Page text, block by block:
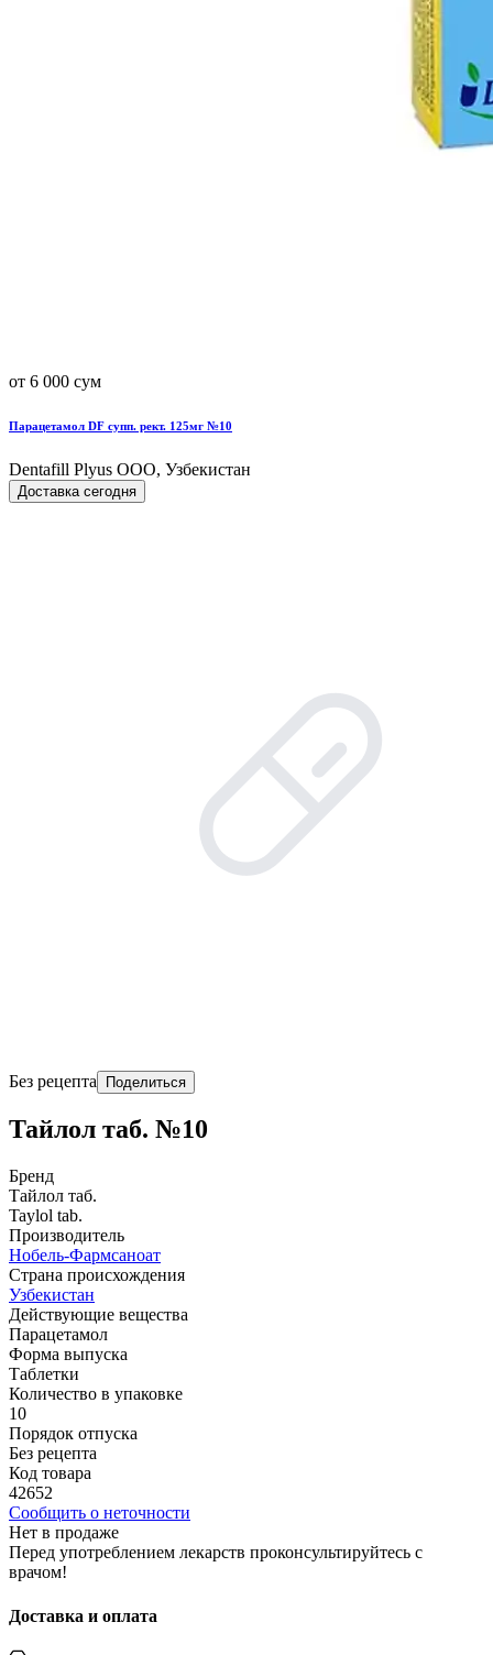
от 6 000 сум
Парацетамол DF супп. рект. 125мг №10
Dentafill Plyus OOO, Узбекистан
Доставка сегодня
Без рецепта Поделиться
Тайлол таб. №10
Бренд
Тайлол таб.
Taylol tab.
Производитель
Нобель-Фармсаноат
Страна происхождения
Узбекистан
Действующие вещества
Парацетамол
Форма выпуска
Таблетки
Количество в упаковке
10
Порядок отпуска
Без рецепта
Код товара
42652
Сообщить о неточности
Нет в продаже
Перед употреблением лекарств проконсультируйтесь с
врачом!
Доставка и оплата